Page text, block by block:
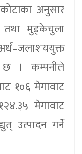
अनुसार
तथा मुड्केचुला
छ । कम्पनीले
१०६ मेगावाट
मेगावाट
उत्पादन गर्ने